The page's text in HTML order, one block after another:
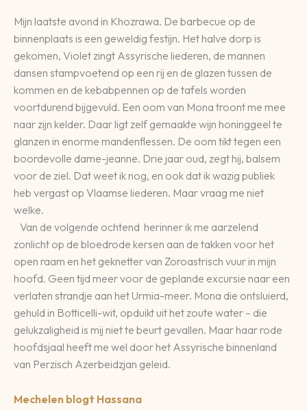
Mijn laatste avond in Khozrawa. De barbecue op de
binnenplaats is een geweldig festijn. Het halve dorp is
gekomen, Violet zingt Assyrische liederen, de mannen
dansen stampvoetend op een rij en de glazen tussen de
kommen en de kebabpennen op de tafels worden
voortdurend bijgevuld. Een oom van Mona troont me mee
naar zijn kelder. Daar ligt zelf gemaakte wijn honinggeel te
glanzen in enorme mandenflessen. De oom tikt tegen een
boordevolle dame-jeanne. Drie jaar oud, zegt hij, balsem
voor de ziel. Dat weet ik nog, en ook dat ik wazig publiek
heb vergast op Vlaamse liederen. Maar vraag me niet
welke.
Van de volgende ochtend herinner ik me aarzelend
zonlicht op de bloedrode kersen aan de takken voor het
open raam en het geknetter van Zoroastrisch vuur in mijn
hoofd. Geen tijd meer voor de geplande excursie naar een
verlaten strandje aan het Urmia-meer. Mona die ontsluierd,
gehuld in Botticelli-wit, opduikt uit het zoute water – die
gelukzaligheid is mij niet te beurt gevallen. Maar haar rode
hoofdsjaal heeft me wel door het Assyrische binnenland
van Perzisch Azerbeidzjan geleid.
Mechelen blogt Hassana